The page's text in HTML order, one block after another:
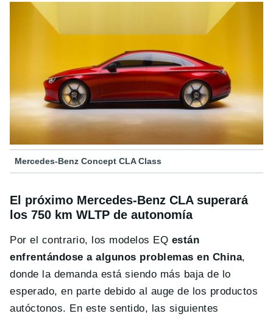
Mercedes-Benz Concept CLA Class
El próximo Mercedes-Benz CLA superará
los 750 km WLTP de autonomía
Por el contrario, los modelos EQ están
enfrentándose a algunos problemas en China,
donde la demanda está siendo más baja de lo
esperado, en parte debido al auge de los productos
autóctonos. En este sentido, las siguientes